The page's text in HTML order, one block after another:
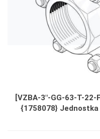
[VZBA-3"-GG-63-T-
{1758078}